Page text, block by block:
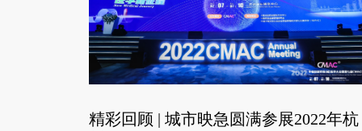
精彩回顾 | 城市映急圆满参展2022年杭